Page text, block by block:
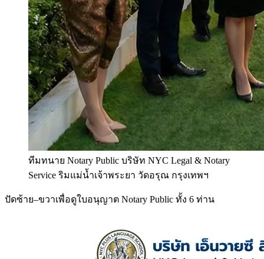
ทีมทนาย Notary Public บริษัท NYC Legal & Notary
Service ริมแม่น้ำเจ้าพระยา วัดอรุณ กรุงเทพฯ
ปัดซ้าย–ขวาเพื่อดูใบอนุญาต Notary Public ทั้ง 6 ท่าน